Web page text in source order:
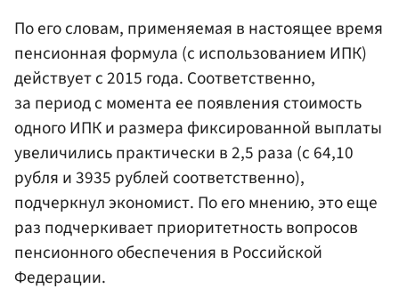
По его словам, применяемая в настоящее время
пенсионная формула (с использованием ИПК)
действует с 2015 года. Соответственно,
за период с момента ее появления стоимость
одного ИПК и размера фиксированной выплаты
увеличились практически в 2,5 раза (с 64,10
рубля и 3935 рублей соответственно),
подчеркнул экономист. По его мнению, это еще
раз подчеркивает приоритетность вопросов
пенсионного обеспечения в Российской
Федерации.